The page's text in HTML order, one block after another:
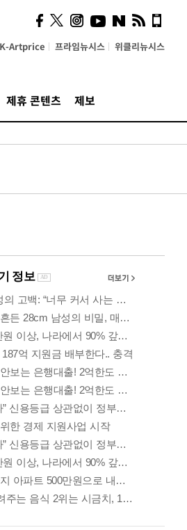
K-Artprice 프라임뉴시스 위클리뉴시스
제휴 콘텐츠 제보
의견, 국토부·LH에 충실히
전달할 것"